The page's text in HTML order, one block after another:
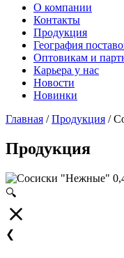
О компании
Контакты
Продукция
География
Оптовикам и
Карьера у нас
Новости
Новинки
Главная /Продукция /
Продукция
🔍
❮